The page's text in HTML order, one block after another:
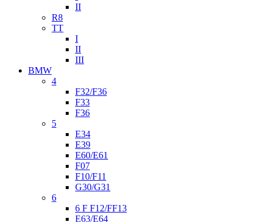
II
R8
TT
I
II
III
BMW
4
F32/F36
F33
F36
5
E34
E39
E60/E61
F07
F10/F11
G30/G31
6
6 F F12/FF13
E63/E64